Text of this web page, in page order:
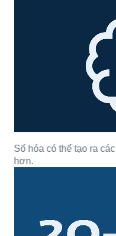
Số hóa có thể tạo ra
hơn.